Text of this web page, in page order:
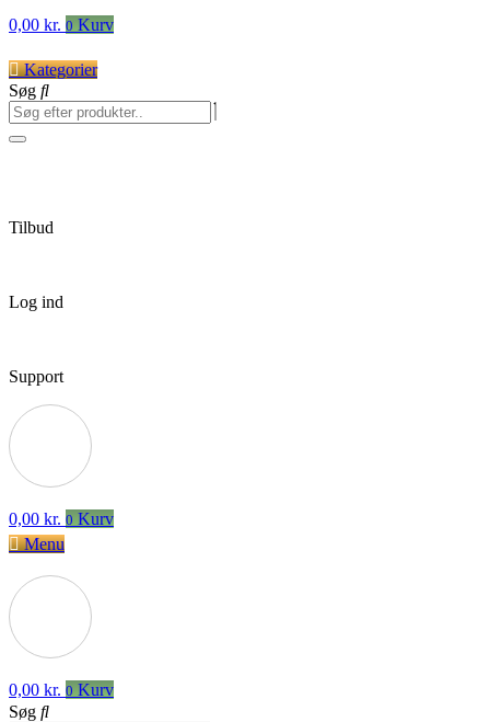
0,00 kr. 0 Kurv
Kategorier
Søg
Tilbud
Log ind
Support
0,00 kr. 0 Kurv
Menu
0,00 kr. 0 Kurv
Søg